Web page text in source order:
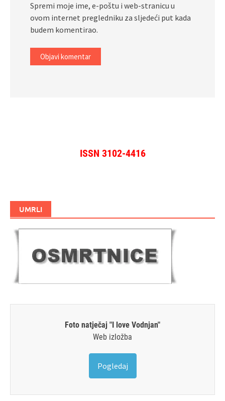
Spremi moje ime, e-poštu i web-stranicu u
ovom internet pregledniku za sljedeći put kada
budem komentirao.
ISSN 3102-4416
UMRLI
Foto natječaj "I love Vodnjan"
Web izložba
Pogledaj